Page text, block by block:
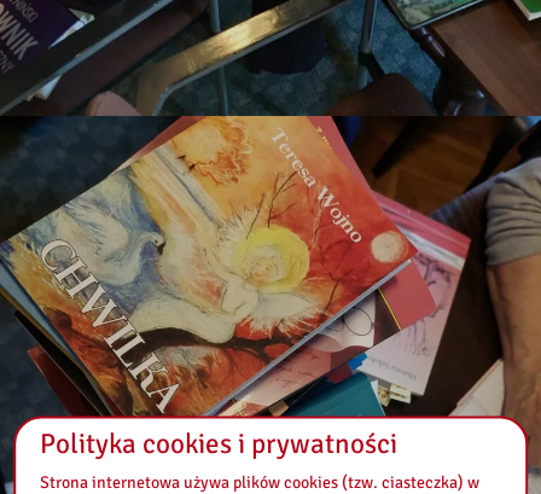
Polityka cookies i prywatności
Strona internetowa używa plików cookies (tzw. ciasteczka) w